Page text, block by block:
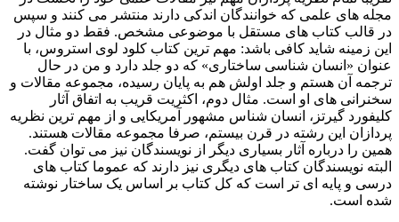
مجله های علمی که خوانندگان اندکی دارند منتشر می کنند و سپس
در قالب کتاب های مستقل با موضوعی مشخص. فقط دو مثال در
این زمینه شاید کافی باشد: مهم ترین کتاب کلود لوی استروس، با
عنوان «انسان شناسی ساختاری» که دو جلد دارد و من در حال
ترجمه آن هستم و جلد اولش هم به پایان رسیده، مجموعه مقالات و
سخنرانی های او است. مثال دوم، اکثریت قریب به اتفاق آثار
کلیفورد گیرتز، انسان شناس مشهور آمریکایی و از مهم ترین نظریه
پردازان این رشته در قرن بیستم، صرفا مجموعه مقالات هستند.
همین را درباره آثار بسیاری دیگر از نویسندگان نیز می توان گفت.
البته نویسندگان کتاب های دیگری نیز دارند که عموما کتاب های
درسی و پایه ای تر است که کل کتاب بر اساس یک ساختار نوشته
شده است.